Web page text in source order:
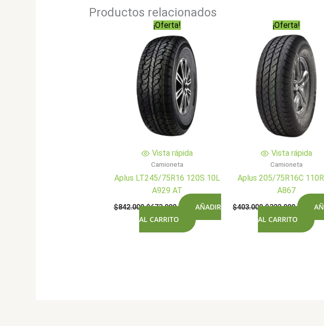
Productos relacionados
¡Oferta!
Vista rápida
Camioneta
Aplus LT245/75R16 120S 10L
A929 AT
$842.000El
original
era:
$673.900El
actual
es:
AÑADIR
AL CARRITO
¡Oferta!
Vista rápida
Camioneta
Aplus 205/75R16C
A867
$403.000El
original
era:
$322.900El
actual
es:
AL CARRITO